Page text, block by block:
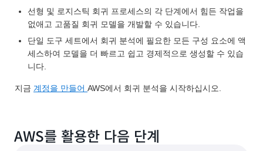
선형 및 로지스틱 회귀 프로세스의 각 단계에서 힘든 작업을
없애고 고품질 회귀 모델을 개발할 수 있습니다.
단일 도구 세트에서 회귀 분석에 필요한 모든 구성 요소에 액
세스하여 모델을 더 빠르고 쉽고 경제적으로 생성할 수 있습
니다.
지금 계정을 만들어 AWS에서 회귀 분석을 시작하십시오.
AWS를 활용한 다음 단계